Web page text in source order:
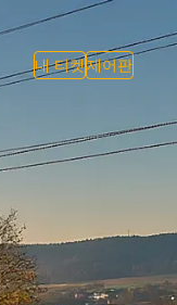
내 티켓제어판